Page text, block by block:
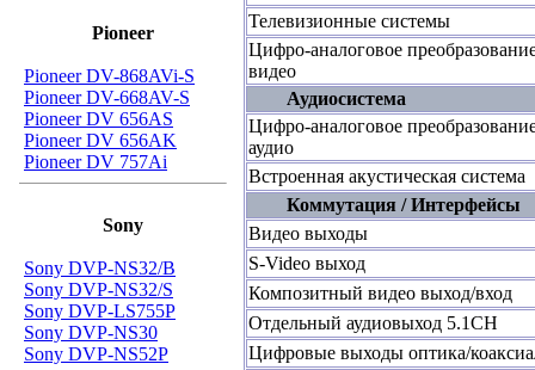
Pioneer
Pioneer DV-868AVi-S
Pioneer DV-668AV-S
Pioneer DV 656AS
Pioneer DV 656AK
Pioneer DV 757Ai
Sony
Sony DVP-NS32/B
Sony DVP-NS32/S
Sony DVP-LS755P
Sony DVP-NS30
Sony DVP-NS52P
Телевизионные системы
Цифро-аналоговое
видео
Аудиосистема
Цифро-аналоговое
аудио
Встроенная акустическая система
Коммутация / Интерфейсы
Видео выходы
S-Video выход
Композитный видео выход/вход
Отдельный аудиовыход 5.1CH
Цифровые выходы оптика/